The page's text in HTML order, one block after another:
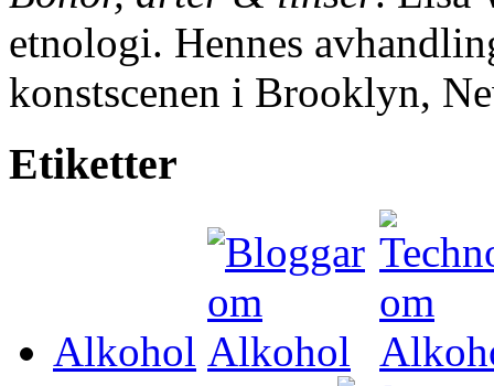
etnologi. Hennes
konstscenen i Brooklyn,
Etiketter
Alkohol